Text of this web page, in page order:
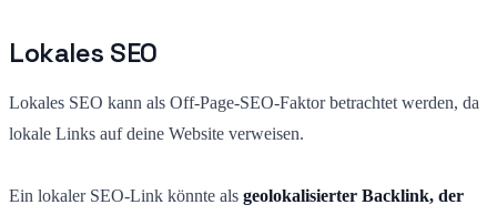
Lokales SEO
Lokales SEO kann als Off-Page-SEO-Faktor betrachtet werden, da
lokale Links auf deine Website verweisen.
Ein lokaler SEO-Link könnte als geolokalisierter Backlink, der